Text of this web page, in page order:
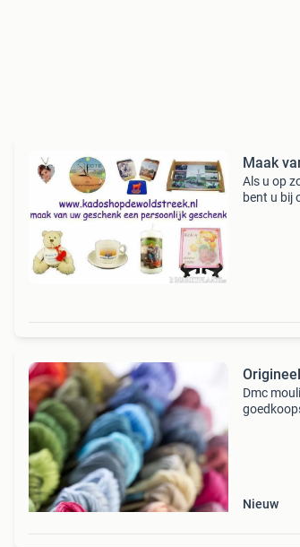
Maak
Als u op
bent u bij
Dmc
Nieuw